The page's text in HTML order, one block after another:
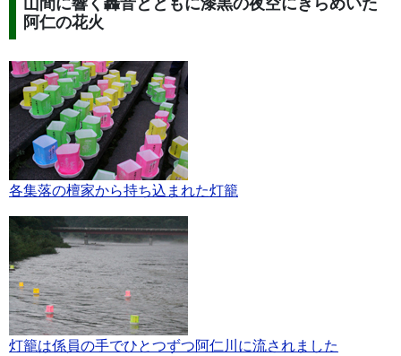
阿仁の花火
各集落の檀家から持ち込まれた灯籠
灯籠は係員の手でひとつずつ阿仁川に流されました